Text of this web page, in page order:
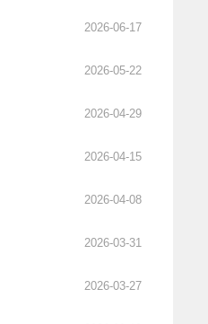
2026-06-17
2026-05-22
2026-04-29
2026-04-15
2026-04-08
2026-03-31
2026-03-27